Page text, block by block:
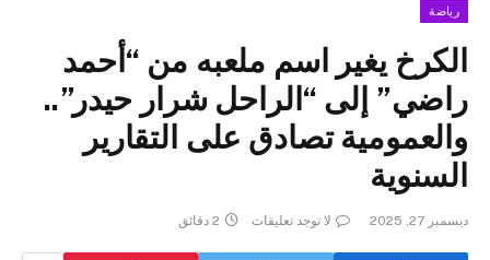
رياضة
الكرخ يغير اسم ملعبه من “أحمد
راضي” إلى “الراحل شرار حيدر”..
والعمومية تصادق على التقارير
السنوية
ديسمبر 27, 2025 لا توجد تعليقات 2 دقائق